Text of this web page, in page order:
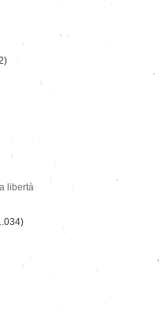
libertà